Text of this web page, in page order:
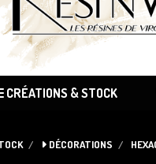
CRÉATIONS & STOCK
DÉCORATIONS